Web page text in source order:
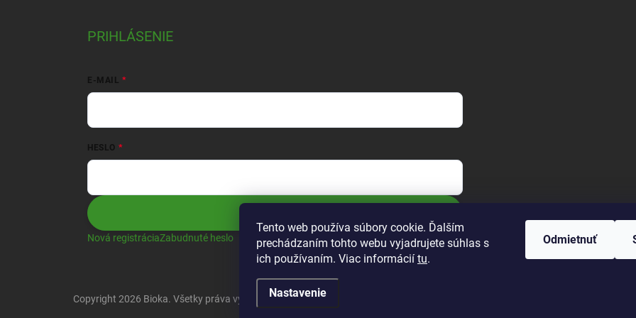
Tento web používa súbory cookie. Ďalším
prechádzaním tohto webu vyjadrujete súhlas s
ich používaním. Viac informácií tu.
Nastavenie
Odmietnuť
PRIHLÁSENIE
E-MAIL
HESLO
Nová registráciaZabudnuté heslo
Copyright 2026 Bioka. Všetky práva vyhradené.